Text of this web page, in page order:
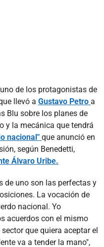
uno de los protagonistas de
llevó a Gustavo Petro a
Blu sobre los planes de
y la mecánica que tendrá
nacional" que anunció en
según Benedetti,
Álvaro Uribe.
de uno son las perfectas y
La vocación de
nacional. Yo
acuerdos con el mismo
que quiera aceptar el
va a tender la mano",